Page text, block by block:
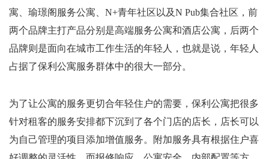
寓、瑜璟阁服务公寓、 N+青年社区以及N Pub集合社区，前
两个品牌主打产品分别是高端服务公寓和酒店公寓，后两个
品牌则是面向在城市工作生活的年轻人，也就是说，年轻人
占据了保利公寓服务群体中的很大一部分。
为了让公寓的服务更切合年轻住户的需要，保利公寓把很多
针对租客的服务安排都下沉到了各个门店的店长，店长可以
为自己管理的项目添加增值服务。附加服务具有根据住户喜